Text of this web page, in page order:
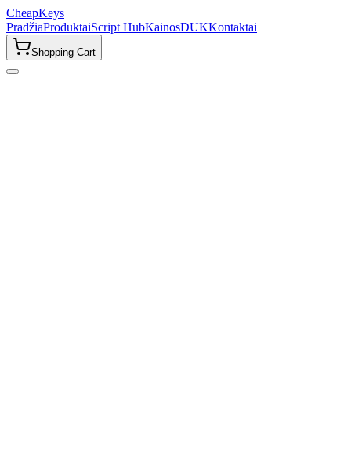
CheapKeys
PradžiaProduktaiScript HubKainosDUKKontaktai
Shopping Cart